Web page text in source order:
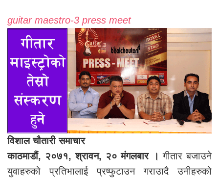
guitar maestro-3 press meet
विशाल चौतारी समाचार
काठमाडौं, २०७१, श्रावन, २० मंगलबार । गीतार बजाउने
युवाहरुको प्रतिभालाई प्रष्फुटाउन गराउादै उनीहरुको